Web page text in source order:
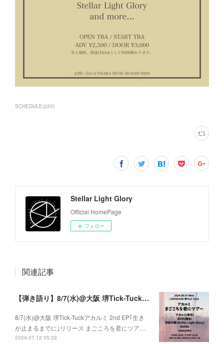
SCHEDULE(223)
Stellar Light Glory
Official HomePage
フォロー
関連記事
【弾き語り】8/7(水)@大阪 堺Tick-Tuck アカルミ 2nd EP｢生きが止まるまでに｣ リリース まごころを君にツアー
8/7(水)@大阪 堺Tick-Tuckアカルミ 2nd EP｢生き
が止まるまでに｣リリース まごころを君にツア…
2024.07.12 05:32